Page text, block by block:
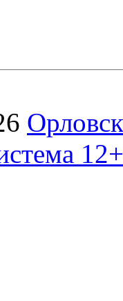
12+